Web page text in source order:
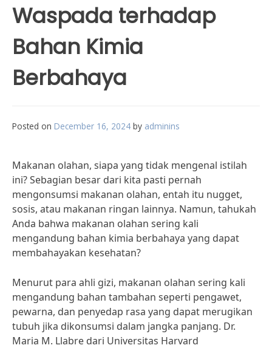
Waspada terhadap
Bahan Kimia
Berbahaya
Posted on December 16, 2024 by adminins
Makanan olahan, siapa yang tidak mengenal istilah
ini? Sebagian besar dari kita pasti pernah
mengonsumsi makanan olahan, entah itu nugget,
sosis, atau makanan ringan lainnya. Namun, tahukah
Anda bahwa makanan olahan sering kali
mengandung bahan kimia berbahaya yang dapat
membahayakan kesehatan?
Menurut para ahli gizi, makanan olahan sering kali
mengandung bahan tambahan seperti pengawet,
pewarna, dan penyedap rasa yang dapat merugikan
tubuh jika dikonsumsi dalam jangka panjang. Dr.
Maria M. Llabre dari Universitas Harvard